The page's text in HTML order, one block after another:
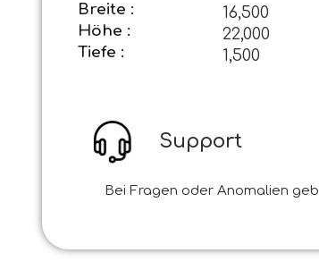
Breite : 16,500
Höhe : 22,000
Tiefe : 1,500
Support
Bei Fragen oder Anomalien